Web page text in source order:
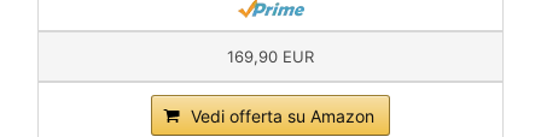
169,90 EUR
Vedi offerta su Amazon